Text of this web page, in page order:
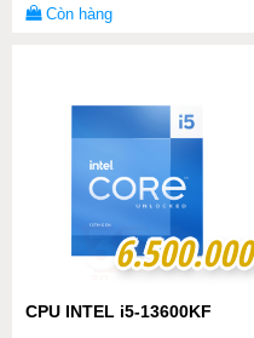
Còn hàng
6.500.000
6.500.000
CPU INTEL i5-13600KF